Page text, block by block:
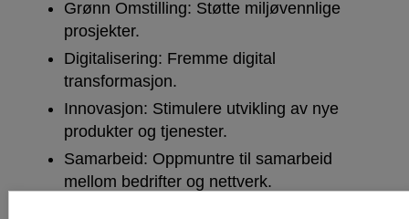
Grønn Omstilling: Støtte miljøvennlige
prosjekter.
Digitalisering: Fremme digital
transformasjon.
Innovasjon: Stimulere utvikling av nye
produkter og tjenester.
Samarbeid: Oppmuntre til samarbeid
mellom bedrifter og nettverk.